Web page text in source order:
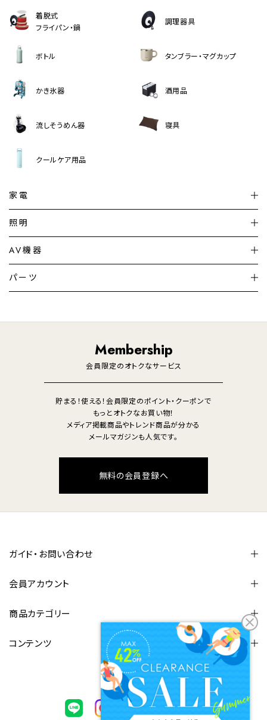
着脱式
フライパン・鍋
調理器具
ボトル タンブラー・マグカップ
かき氷器 酒用品
流しそうめん器 寝具
クールケア用品
家電
加湿器・空気清浄機
暖房機 掃除機
調理家電 生活家電
照明
シーリングライト
デスクライト
AV機器
テレビ
パーツ
Membership
会員限定のオトクなサービス
貯まる！使える！会員限定のポイント・クーポンで
もっとオトクなお買い物！
メディア掲載商品やトレンド商品が分かる
メールマガジンも人気です。
無料の会員登録へ
ガイド・お問い合わせ
会員アカウント
商品カテゴリー
コンテンツ
FOLLOW US